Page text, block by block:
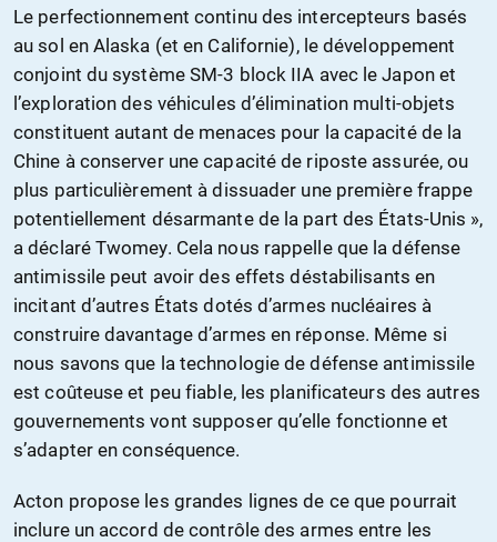
Le perfectionnement continu des intercepteurs basés
au sol en Alaska (et en Californie), le développement
conjoint du système SM-3 block IIA avec le Japon et
l’exploration des véhicules d’élimination multi-objets
constituent autant de menaces pour la capacité de la
Chine à conserver une capacité de riposte assurée, ou
plus particulièrement à dissuader une première frappe
potentiellement désarmante de la part des États-Unis »,
a déclaré Twomey. Cela nous rappelle que la défense
antimissile peut avoir des effets déstabilisants en
incitant d’autres États dotés d’armes nucléaires à
construire davantage d’armes en réponse. Même si
nous savons que la technologie de défense antimissile
est coûteuse et peu fiable, les planificateurs des autres
gouvernements vont supposer qu’elle fonctionne et
s’adapter en conséquence.
Acton propose les grandes lignes de ce que pourrait
inclure un accord de contrôle des armes entre les